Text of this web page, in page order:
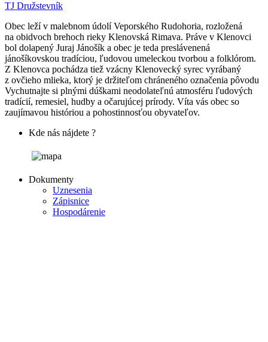
TJ Družstevník
Obec leží v malebnom údolí Veporského Rudohoria, rozložená
na obidvoch brehoch rieky Klenovská Rimava. Práve v Klenovci
bol dolapený Juraj Jánošík a obec je teda preslávenená
jánošíkovskou tradíciou, ľudovou umeleckou tvorbou a folklórom.
Z Klenovca pochádza tiež vzácny Klenovecký syrec vyrábaný
z ovčieho mlieka, ktorý je držiteľom chráneného označenia pôvodu
Vychutnajte si plnými dúškami neodolateľnú atmosféru ľudových
tradícií, remesiel, hudby a očarujúcej prírody. Víta vás obec so
zaujímavou históriou a pohostinnosťou obyvateľov.
Kde nás nájdete ?
Dokumenty
Uznesenia
Zápisnice
Hospodárenie